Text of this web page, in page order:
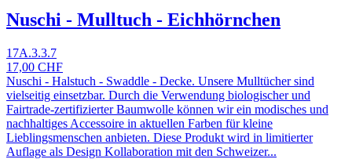
Nuschi - Mulltuch - Eichhörnchen
17A.3.3.7
17,00 CHF
Nuschi - Halstuch - Swaddle - Decke. Unsere Mulltücher sind
vielseitig einsetzbar. Durch die Verwendung biologischer und
Fairtrade-zertifizierter Baumwolle können wir ein modisches und
nachhaltiges Accessoire in aktuellen Farben für kleine
Lieblingsmenschen anbieten. Diese Produkt wird in limitierter
Auflage als Design Kollaboration mit den Schweizer...